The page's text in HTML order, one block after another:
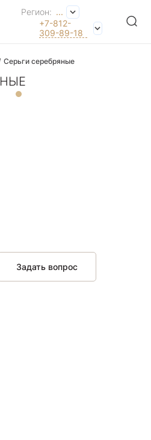
Регион: ...
+7-812-
309-89-18
Серьги серебряные
Задать вопрос